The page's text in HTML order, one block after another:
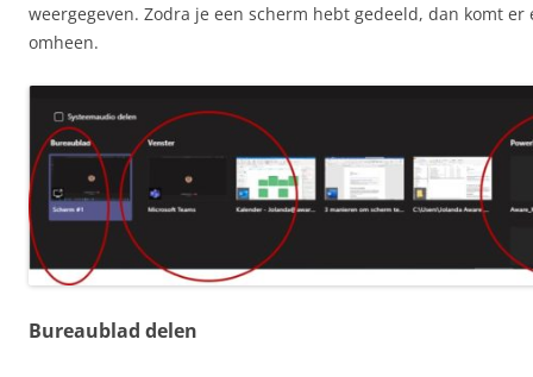
weergegeven. Zodra je een scherm hebt gedeeld, dan komt er
omheen.
Bureaublad delen